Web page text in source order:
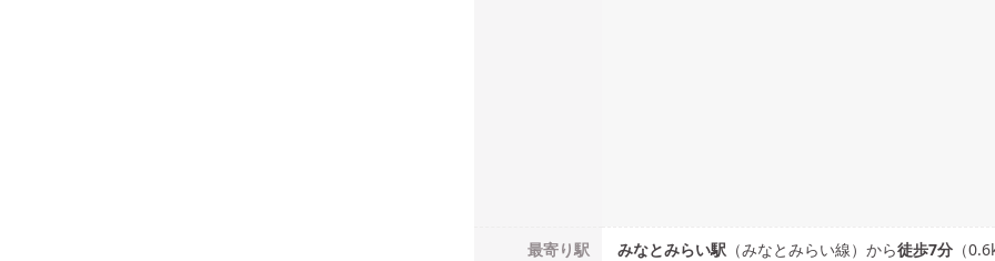
最寄り駅 みなとみらい駅 （みなとみらい線） から徒歩7分 （0.6